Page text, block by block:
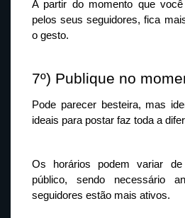
A partir do momento que
pelos seus seguidores, fica
o gesto.
7º) Publique no
Pode parecer besteira, mas
ideais para postar faz toda a
Os horários podem variar
público, sendo necessário
seguidores estão mais ativos.